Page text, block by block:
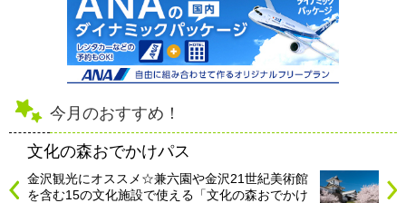
今月のおすすめ！
文化の森おでかけパス
金沢観光にオススメ☆兼六園や金沢21世紀美術館
を含む15の文化施設で使える「文化の森おでかけ